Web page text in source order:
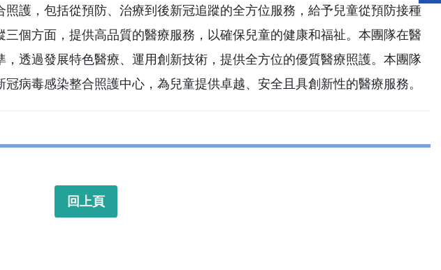
護，包括從預防、治療到後新冠追蹤的全方位服務，給予兒童從預防接種
個方面，提供高品質的醫療服務，以確保兒童的健康和福祉。本團隊在醫
透過發展特色醫療、運用創新技術，提供全方位的優質醫療照護。本團隊
病毒感染整合照護中心，為兒童提供卓越、安全且具創新性的醫療服務。
回上頁